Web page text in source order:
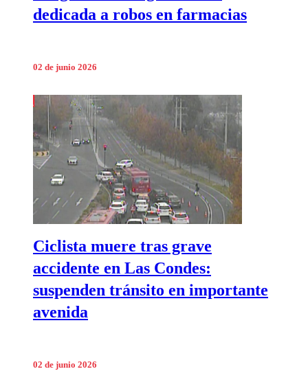
dedicada a robos en farmacias
02 de junio 2026
Ciclista muere tras grave
accidente en Las Condes:
suspenden tránsito en importante
avenida
02 de junio 2026